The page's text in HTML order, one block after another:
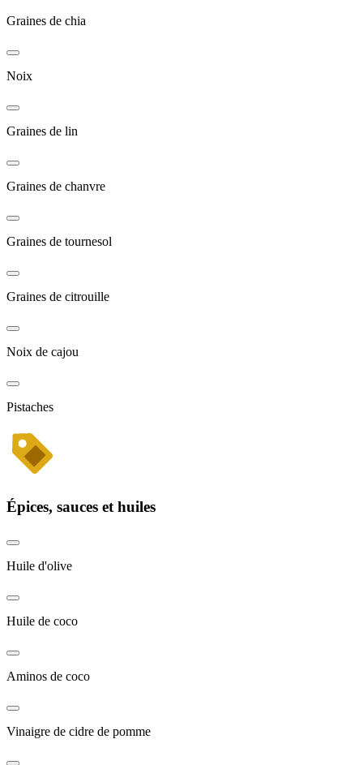
Graines de chia
Noix
Graines de lin
Graines de chanvre
Graines de tournesol
Graines de citrouille
Noix de cajou
Pistaches
Épices, sauces et huiles
Huile d'olive
Huile de coco
Aminos de coco
Vinaigre de cidre de pomme